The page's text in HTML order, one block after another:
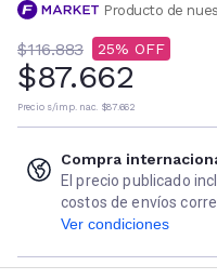
Producto de
$116.883 25
$87.662
Precio s/imp. nac. $87.662
Compra
El precio publicado
costos de envíos
Ver condiciones